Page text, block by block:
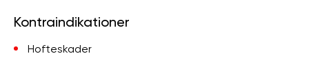
Kontraindikationer
Hofteskader